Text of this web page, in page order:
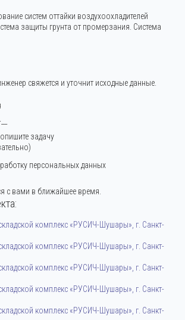
систем оттайки воздухоохладителей
защиты грунта от промерзания. Система
свяжется и уточнит исходные данные.
персональных данных
с вами в ближайшее время.